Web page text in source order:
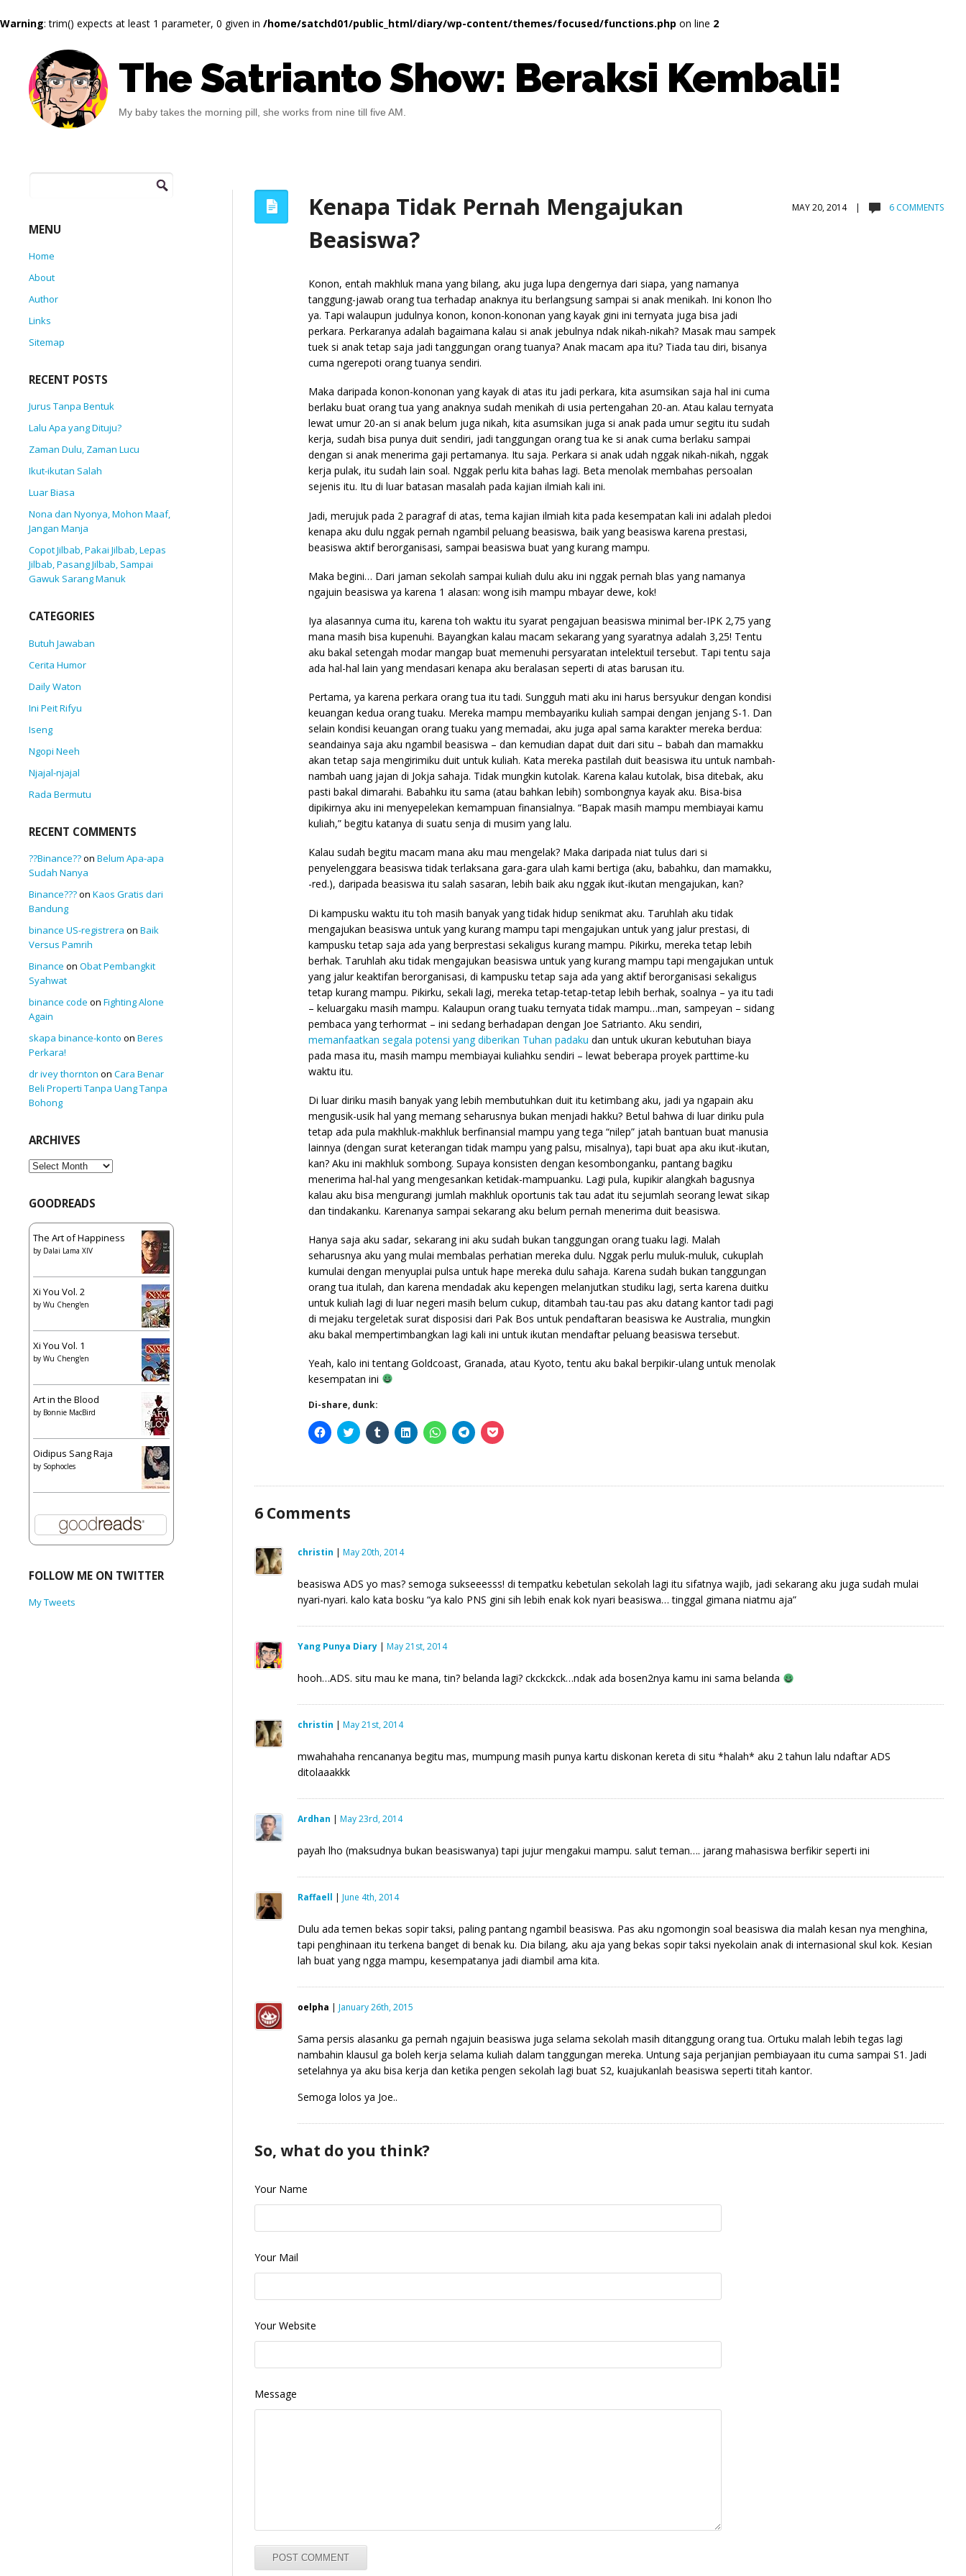
Warning: trim() expects at least 1 parameter, 0 given in /home/satchd01/public_html/diary/wp-content/themes/focused/functions.php on line 2
The Satrianto Show: Beraksi Kembali!
My baby takes the morning pill, she works from nine till five AM.
MAY 20, 2014 | 6 COMMENTS
Kenapa Tidak Pernah Mengajukan
Beasiswa?
Konon, entah makhluk mana yang bilang, aku juga lupa dengernya dari siapa, yang namanya
tanggung-jawab orang tua terhadap anaknya itu berlangsung sampai si anak menikah. Ini konon lho
ya. Tapi walaupun judulnya konon, konon-kononan yang kayak gini ini ternyata juga bisa jadi
perkara. Perkaranya adalah bagaimana kalau si anak jebulnya ndak nikah-nikah? Masak mau sampek
tuek si anak tetap saja jadi tanggungan orang tuanya? Anak macam apa itu? Tiada tau diri, bisanya
cuma ngerepoti orang tuanya sendiri.
Maka daripada konon-kononan yang kayak di atas itu jadi perkara, kita asumsikan saja hal ini cuma
berlaku buat orang tua yang anaknya sudah menikah di usia pertengahan 20-an. Atau kalau ternyata
lewat umur 20-an si anak belum juga nikah, kita asumsikan juga si anak pada umur segitu itu sudah
kerja, sudah bisa punya duit sendiri, jadi tanggungan orang tua ke si anak cuma berlaku sampai
dengan si anak menerima gaji pertamanya. Itu saja. Perkara si anak udah nggak nikah-nikah, nggak
kerja pulak, itu sudah lain soal. Nggak perlu kita bahas lagi. Beta menolak membahas persoalan
sejenis itu. Itu di luar batasan masalah pada kajian ilmiah kali ini.
Jadi, merujuk pada 2 paragraf di atas, tema kajian ilmiah kita pada kesempatan kali ini adalah pledoi
kenapa aku dulu nggak pernah ngambil peluang beasiswa, baik yang beasiswa karena prestasi,
beasiswa aktif berorganisasi, sampai beasiswa buat yang kurang mampu.
Maka begini… Dari jaman sekolah sampai kuliah dulu aku ini nggak pernah blas yang namanya
ngajuin beasiswa ya karena 1 alasan: wong isih mampu mbayar dewe, kok!
Iya alasannya cuma itu, karena toh waktu itu syarat pengajuan beasiswa minimal ber-IPK 2,75 yang
mana masih bisa kupenuhi. Bayangkan kalau macam sekarang yang syaratnya adalah 3,25! Tentu
aku bakal setengah modar mangap buat memenuhi persyaratan intelektuil tersebut. Tapi tentu saja
ada hal-hal lain yang mendasari kenapa aku beralasan seperti di atas barusan itu.
Pertama, ya karena perkara orang tua itu tadi. Sungguh mati aku ini harus bersyukur dengan kondisi
keuangan kedua orang tuaku. Mereka mampu membayariku kuliah sampai dengan jenjang S-1. Dan
selain kondisi keuangan orang tuaku yang memadai, aku juga apal sama karakter mereka berdua:
seandainya saja aku ngambil beasiswa – dan kemudian dapat duit dari situ – babah dan mamakku
akan tetap saja mengirimiku duit untuk kuliah. Kata mereka pastilah duit beasiswa itu untuk nambah-
nambah uang jajan di Jokja sahaja. Tidak mungkin kutolak. Karena kalau kutolak, bisa ditebak, aku
pasti bakal dimarahi. Babahku itu sama (atau bahkan lebih) sombongnya kayak aku. Bisa-bisa
dipikirnya aku ini menyepelekan kemampuan finansialnya. “Bapak masih mampu membiayai kamu
kuliah,” begitu katanya di suatu senja di musim yang lalu.
Kalau sudah begitu macam mana aku mau mengelak? Maka daripada niat tulus dari si
penyelenggara beasiswa tidak terlaksana gara-gara ulah kami bertiga (aku, babahku, dan mamakku,
-red.), daripada beasiswa itu salah sasaran, lebih baik aku nggak ikut-ikutan mengajukan, kan?
Di kampusku waktu itu toh masih banyak yang tidak hidup senikmat aku. Taruhlah aku tidak
mengajukan beasiswa untuk yang kurang mampu tapi mengajukan untuk yang jalur prestasi, di
kampusku tetap saja ada yang berprestasi sekaligus kurang mampu. Pikirku, mereka tetap lebih
berhak. Taruhlah aku tidak mengajukan beasiswa untuk yang kurang mampu tapi mengajukan untuk
yang jalur keaktifan berorganisasi, di kampusku tetap saja ada yang aktif berorganisasi sekaligus
tetap kurang mampu. Pikirku, sekali lagi, mereka tetap-tetap-tetap lebih berhak, soalnya – ya itu tadi
– keluargaku masih mampu. Kalaupun orang tuaku ternyata tidak mampu…man, sampeyan – sidang
pembaca yang terhormat – ini sedang berhadapan dengan Joe Satrianto. Aku sendiri,
memanfaatkan segala potensi yang diberikan Tuhan padaku dan untuk ukuran kebutuhan biaya
pada masa itu, masih mampu membiayai kuliahku sendiri – lewat beberapa proyek parttime-ku
waktu itu.
Di luar diriku masih banyak yang lebih membutuhkan duit itu ketimbang aku, jadi ya ngapain aku
mengusik-usik hal yang memang seharusnya bukan menjadi hakku? Betul bahwa di luar diriku pula
tetap ada pula makhluk-makhluk berfinansial mampu yang tega “nilep” jatah bantuan buat manusia
lainnya (dengan surat keterangan tidak mampu yang palsu, misalnya), tapi buat apa aku ikut-ikutan,
kan? Aku ini makhluk sombong. Supaya konsisten dengan kesombonganku, pantang bagiku
menerima hal-hal yang mengesankan ketidak-mampuanku. Lagi pula, kupikir alangkah bagusnya
kalau aku bisa mengurangi jumlah makhluk oportunis tak tau adat itu sejumlah seorang lewat sikap
dan tindakanku. Karenanya sampai sekarang aku belum pernah menerima duit beasiswa.
Hanya saja aku sadar, sekarang ini aku sudah bukan tanggungan orang tuaku lagi. Malah
seharusnya aku yang mulai membalas perhatian mereka dulu. Nggak perlu muluk-muluk, cukuplah
kumulai dengan menyuplai pulsa untuk hape mereka dulu sahaja. Karena sudah bukan tanggungan
orang tua itulah, dan karena mendadak aku kepengen melanjutkan studiku lagi, serta karena duitku
untuk kuliah lagi di luar negeri masih belum cukup, ditambah tau-tau pas aku datang kantor tadi pagi
di mejaku tergeletak surat disposisi dari Pak Bos untuk pendaftaran beasiswa ke Australia, mungkin
aku bakal mempertimbangkan lagi kali ini untuk ikutan mendaftar peluang beasiswa tersebut.
Yeah, kalo ini tentang Goldcoast, Granada, atau Kyoto, tentu aku bakal berpikir-ulang untuk menolak
kesempatan ini
Di-share, dunk:
Click
to
in
window)
Click
to
in
Click
to
in
Click
to
in
Click
to
in
Click
to
in
Click
to
in
6 Comments
christin |May 20th, 2014
beasiswa ADS yo mas? semoga sukseeesss! di tempatku kebetulan sekolah lagi itu sifatnya wajib, jadi sekarang aku juga sudah mulai
nyari-nyari. kalo kata bosku “ya kalo PNS gini sih lebih enak kok nyari beasiswa… tinggal gimana niatmu aja”
Yang Punya Diary |May 21st, 2014
hooh…ADS. situ mau ke mana, tin? belanda lagi? ckckckck…ndak ada bosen2nya kamu ini sama belanda
christin |May 21st, 2014
mwahahaha rencananya begitu mas, mumpung masih punya kartu diskonan kereta di situ *halah* aku 2 tahun lalu ndaftar ADS
ditolaaakkk
Ardhan |May 23rd, 2014
payah lho (maksudnya bukan beasiswanya) tapi jujur mengakui mampu. salut teman…. jarang mahasiswa berfikir seperti ini
Raffaell |June 4th, 2014
Dulu ada temen bekas sopir taksi, paling pantang ngambil beasiswa. Pas aku ngomongin soal beasiswa dia malah kesan nya menghina,
tapi penghinaan itu terkena banget di benak ku. Dia bilang, aku aja yang bekas sopir taksi nyekolain anak di internasional skul kok. Kesian
lah buat yang ngga mampu, kesempatanya jadi diambil ama kita.
oelpha |January 26th, 2015
Sama persis alasanku ga pernah ngajuin beasiswa juga selama sekolah masih ditanggung orang tua. Ortuku malah lebih tegas lagi
nambahin klausul ga boleh kerja selama kuliah dalam tanggungan mereka. Untung saja perjanjian pembiayaan itu cuma sampai S1. Jadi
setelahnya ya aku bisa kerja dan ketika pengen sekolah lagi buat S2, kuajukanlah beasiswa seperti titah kantor.
Semoga lolos ya Joe..
So, what do you think?
Your Name
Your Mail
Your Website
Message
Search
MENU
Home
About
Author
Links
Sitemap
RECENT POSTS
Jurus Tanpa Bentuk
Lalu Apa yang Dituju?
Zaman Dulu, Zaman Lucu
Ikut-ikutan Salah
Luar Biasa
Nona dan Nyonya, Mohon Maaf,
Jangan Manja
Copot Jilbab, Pakai Jilbab, Lepas
Jilbab, Pasang Jilbab, Sampai
Gawuk Sarang Manuk
CATEGORIES
Butuh Jawaban
Cerita Humor
Daily Waton
Ini Peit Rifyu
Iseng
Ngopi Neeh
Njajal-njajal
Rada Bermutu
RECENT COMMENTS
??Binance??onBelum Apa-apa
Sudah Nanya
Binance???onKaos Gratis dari
Bandung
binance US-registrera onBaik
Versus Pamrih
Binance onObat Pembangkit
Syahwat
binance code onFighting Alone
Again
skapa binance-konto onBeres
Perkara!
dr ivey thornton onCara Benar
Beli Properti Tanpa Uang Tanpa
Bohong
ARCHIVES
Archives
GOODREADS
The Art of Happiness
by Dalai Lama XIV
Xi You Vol. 2
byWu Cheng'en
Xi You Vol. 1
byWu Cheng'en
Art in the Blood
by Bonnie MacBird
Oidipus Sang Raja
by Sophocles
FOLLOW ME ON TWITTER
My Tweets